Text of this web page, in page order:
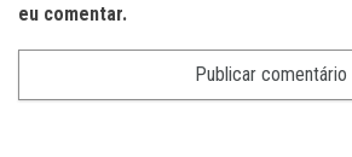
eu comentar.